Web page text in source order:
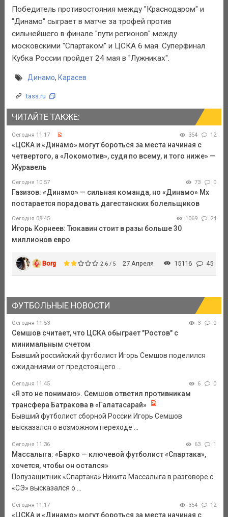
Победитель противостояния между "Краснодаром" и
"Динамо" сыграет в матче за трофей против
сильнейшего в финале "пути регионов" между
московскими "Спартаком" и ЦСКА 6 мая. Суперфинал
Кубка России пройдет 24 мая в "Лужниках".
Динамо, Карасев
tass.ru
ЧИТАЙТЕ ТАКЖЕ:
Сегодня 11:17 354 12
«ЦСКА и «Динамо» могут бороться за места начиная с
четвертого, а «Локомотив», судя по всему, и того ниже» —
Журавель
Сегодня 10:57 73 0
Газизов: «Динамо» — сильная команда, но «Динамо» Мх
постарается порадовать дагестанских болельщиков
Сегодня 08:45 1069 24
Игорь Корнеев: Тюкавин стоит в разы больше 30
миллионов евро
Borg 2.6 / 5 27 Апреля 15116 45
ФУТБОЛЬНЫЕ НОВОСТИ
Сегодня 11:53 3 0
Семшов считает, что ЦСКА обыграет "Ростов" с
минимальным счетом
Бывший российский футболист Игорь Семшов поделился
ожиданиями от предстоящего ...
Сегодня 11:45 6 0
«Я это не понимаю». Семшов ответил противникам
трансфера Батракова в «Галатасарай»
Бывший футболист сборной России Игорь Семшов
высказался о возможном переходе ...
Сегодня 11:36 63 1
Массалыга: «Барко — ключевой футболист «Спартака»,
хочется, чтобы он остался»
Полузащитник «Спартака» Никита Массалыга в разговоре с
«СЭ» высказался о ...
Сегодня 11:17 354 12
«ЦСКА и «Динамо» могут бороться за места начиная с